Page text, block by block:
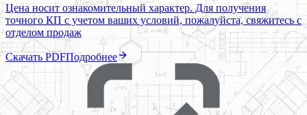
Цена носит ознакомительный характер. Для получения
точного КП с учетом ваших условий, пожалуйста, свяжитесь с
отделом продаж
Скачать PDFПодробнее